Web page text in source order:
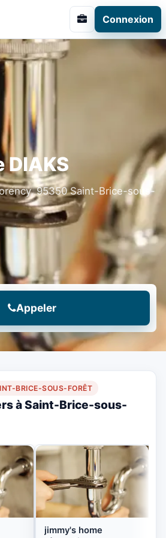
Connexion
DIAKS
95350 Saint-Brice-sous-
Appeler
BRICE-SOUS-FORÊT
à Saint-Brice-sous-
jimmy's home